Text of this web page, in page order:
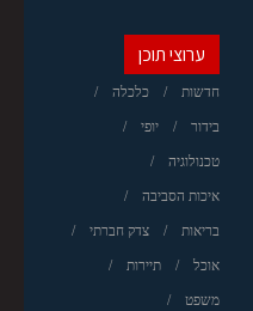
ערוצי תוכן
חדשות כלכלה
בידור יופי
טכנולוגיה
איכות הסביבה
בריאות צדק חברתי
אוכל תיירות
משפט